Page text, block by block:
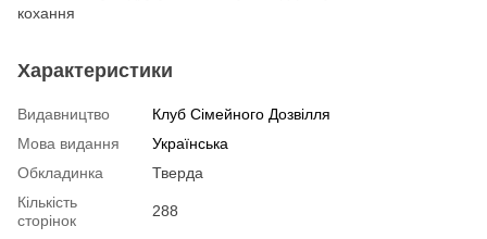
кохання
Характеристики
Видавництво
Клуб Сімейного Дозвілля
Мова видання
Українська
Обкладинка
Тверда
Кількість
сторінок
288